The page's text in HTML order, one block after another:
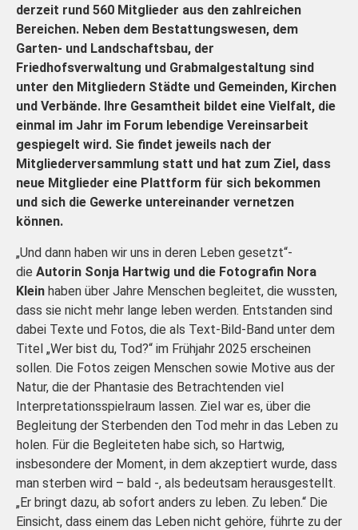
derzeit rund 560 Mitglieder aus den zahlreichen
Bereichen. Neben dem Bestattungswesen, dem
Garten- und Landschaftsbau, der
Friedhofsverwaltung und Grabmalgestaltung sind
unter den Mitgliedern Städte und Gemeinden, Kirchen
und Verbände. Ihre Gesamtheit bildet eine Vielfalt, die
einmal im Jahr im Forum lebendige Vereinsarbeit
gespiegelt wird. Sie findet jeweils nach der
Mitgliederversammlung statt und hat zum Ziel, dass
neue Mitglieder eine Plattform für sich bekommen
und sich die Gewerke untereinander vernetzen
können.
„Und dann haben wir uns in deren Leben gesetzt“-
die Autorin Sonja Hartwig und die Fotografin Nora
Klein haben über Jahre Menschen begleitet, die wussten,
dass sie nicht mehr lange leben werden. Entstanden sind
dabei Texte und Fotos, die als Text-Bild-Band unter dem
Titel „Wer bist du, Tod?“ im Frühjahr 2025 erscheinen
sollen. Die Fotos zeigen Menschen sowie Motive aus der
Natur, die der Phantasie des Betrachtenden viel
Interpretationsspielraum lassen. Ziel war es, über die
Begleitung der Sterbenden den Tod mehr in das Leben zu
holen. Für die Begleiteten habe sich, so Hartwig,
insbesondere der Moment, in dem akzeptiert wurde, dass
man sterben wird – bald -, als bedeutsam herausgestellt.
„Er bringt dazu, ab sofort anders zu leben. Zu leben.“ Die
Einsicht, dass einem das Leben nicht gehöre, führte zu der